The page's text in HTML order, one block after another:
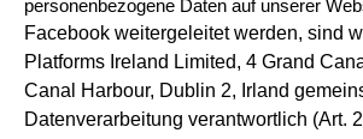
personenbezogene Daten auf unserer
Facebook weitergeleitet werden, sind
Platforms Ireland Limited, 4 Grand
Canal Harbour, Dublin 2, Irland
Datenverarbeitung verantwortlich (Art.